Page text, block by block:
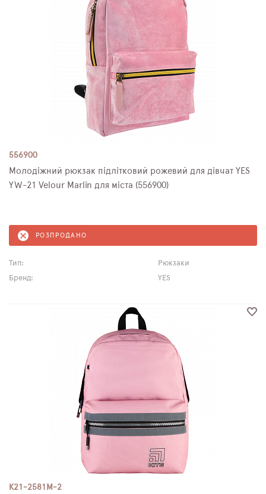
SCHOOL STANDARD
556900
Молодіжний рюкзак підлітковий рожевий для дівчат YES
YW-21 Velour Marlin для міста (556900)
РОЗПРОДАНО
Тип:
Рюкзаки
Бренд:
YES
K21-2581M-2